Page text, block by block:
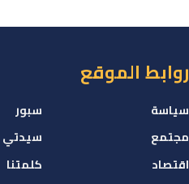
روابط الموقع
سياسة
مجتمع
اقتصاد
سبور
سيدتي
كلمتنا